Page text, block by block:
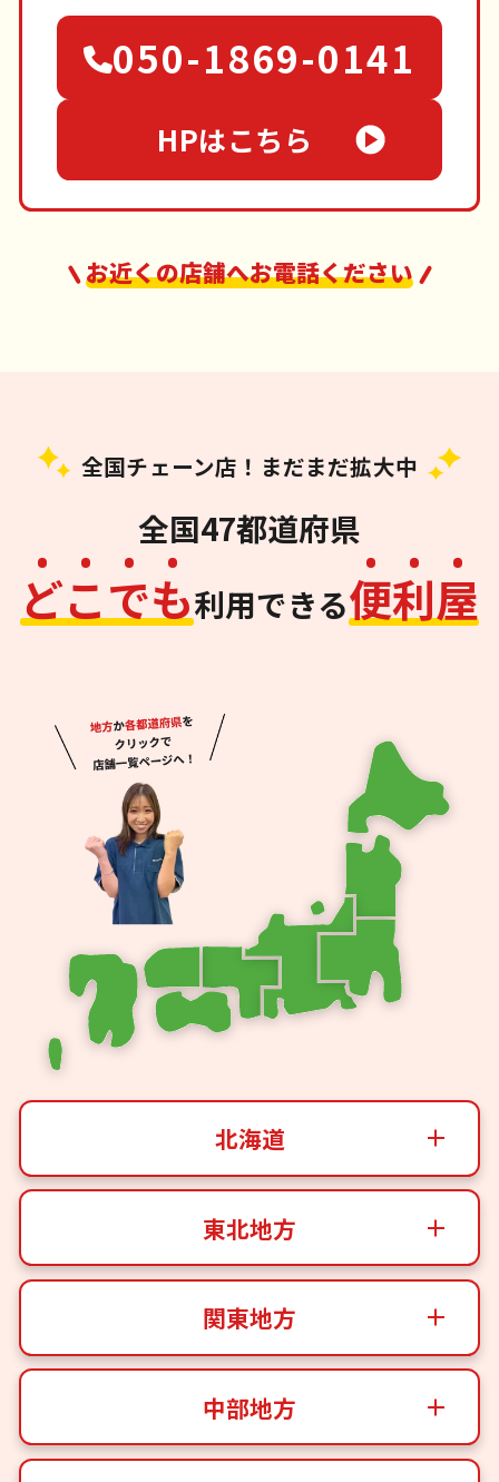
050-1869-0141
HPはこちら
お近くの店舗へお電話ください
全国チェーン店！まだまだ拡大中
全国47都道府県
どこでも利用できる便利屋
北海道
東北地方
関東地方
中部地方